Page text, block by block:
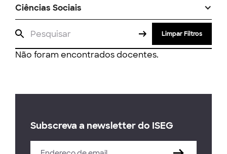
Ciências Sociais
Limpar Filtros
Não foram encontrados docentes.
Subscreva a newsletter do ISEG